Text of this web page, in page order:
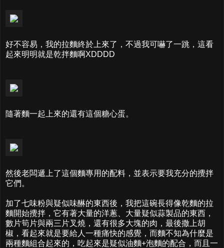
好不容易，我的拉麵終於上來了，不過我可嚇了一跳，這看
起來明明就是乾拌麵啊XDDDD
隨著麵一起上來的還有這個糖心蛋。
然後老闆遞上了這個麵專用的配料，並表示要我充分的攪拌
它們。
加了七味粉與疑似味醂的東西後，我把這碗長得像乾麵的拉
麵開始攪拌，它有著大量的洋蔥、大量疑似蒜製品的東西，
數片筍片與兩三片叉燒，還有很多大塊的肉，最後撒上胡
椒，看起來就是要給人一種痛快的感覺，而麵不知為什麼是
兩種麵組合起來的，吃起來是疑似油麵+泡麵的配合，而且一